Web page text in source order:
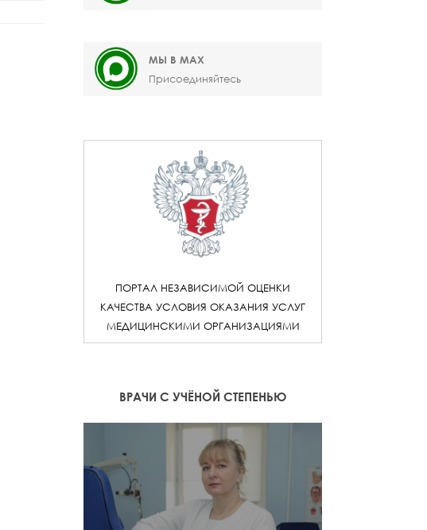
МЫ В MAX
Присоединяйтесь
ПОРТАЛ НЕЗАВИСИМОЙ ОЦЕНКИ
КАЧЕСТВА УСЛОВИЯ ОКАЗАНИЯ УСЛУГ
МЕДИЦИНСКИМИ ОРГАНИЗАЦИЯМИ
ВРАЧИ С УЧЁНОЙ СТЕПЕНЬЮ